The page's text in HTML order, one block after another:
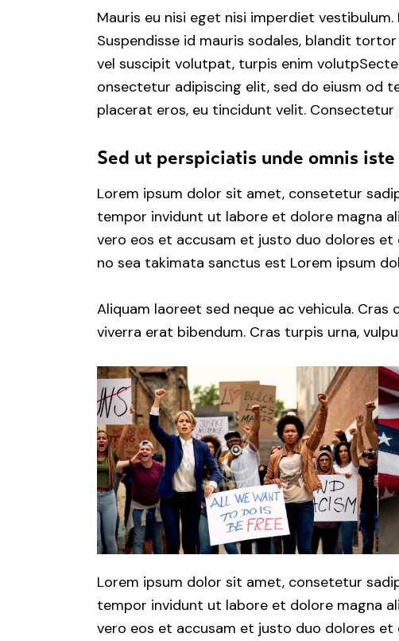
Mauris eu nisi eget nisi imperdiet vestibulum.
Suspendisse id mauris sodales, blandit
vel suscipit volutpat, turpis enim
onsectetur adipiscing elit, sed do eiusm od
placerat eros, eu tincidunt velit.
Sed ut perspiciatis unde omnis
Lorem ipsum dolor sit amet, consetetur
tempor invidunt ut labore et dolore magna
vero eos et accusam et justo duo dolores
no sea takimata sanctus est Lorem ipsum
Aliquam laoreet sed neque ac vehicula. Cras
viverra erat bibendum. Cras turpis urna,
Lorem ipsum dolor sit amet, consetetur
tempor invidunt ut labore et dolore magna
vero eos et accusam et justo duo dolores